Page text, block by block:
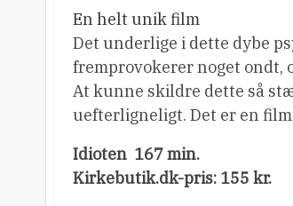
En helt unik film
Det underlige i dette dybe
fremprovokerer noget ondt,
At kunne skildre dette så
uefterligneligt. Det er en
Idioten  167 min.
Kirkebutik.dk-pris: 155 kr.